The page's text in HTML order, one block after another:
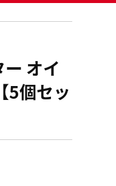
オイ
5個セッ